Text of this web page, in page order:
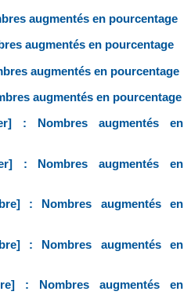
augmentés en pourcentage
augmentés en pourcentage
augmentés en pourcentage
augmentés en pourcentage
: Nombres augmentés en
: Nombres augmentés en
: Nombres augmentés en
: Nombres augmentés en
: Nombres augmentés en